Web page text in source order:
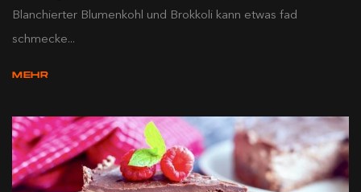
Blanchierter Blumenkohl und Brokkoli kann etwas fad
schmecke...
MEHR